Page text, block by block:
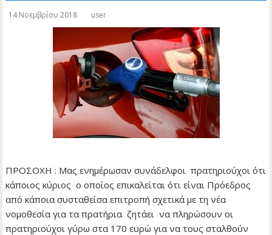
14 Νοεμβρίου 2018 user
ΠΡΟΣΟΧΗ : Μας ενημέρωσαν συνάδελφοι πρατηριούχοι ότι
κάποιος κύριος ο οποίος επικαλείται ότι είναι Πρόεδρος
από κάποια συσταθείσα επιτροπή σχετικά με τη νέα
νομοθεσία για τα πρατήρια ζητάει να πληρώσουν οι
πρατηριούχοι γύρω στα 170 ευρώ για να τους σταλθούν